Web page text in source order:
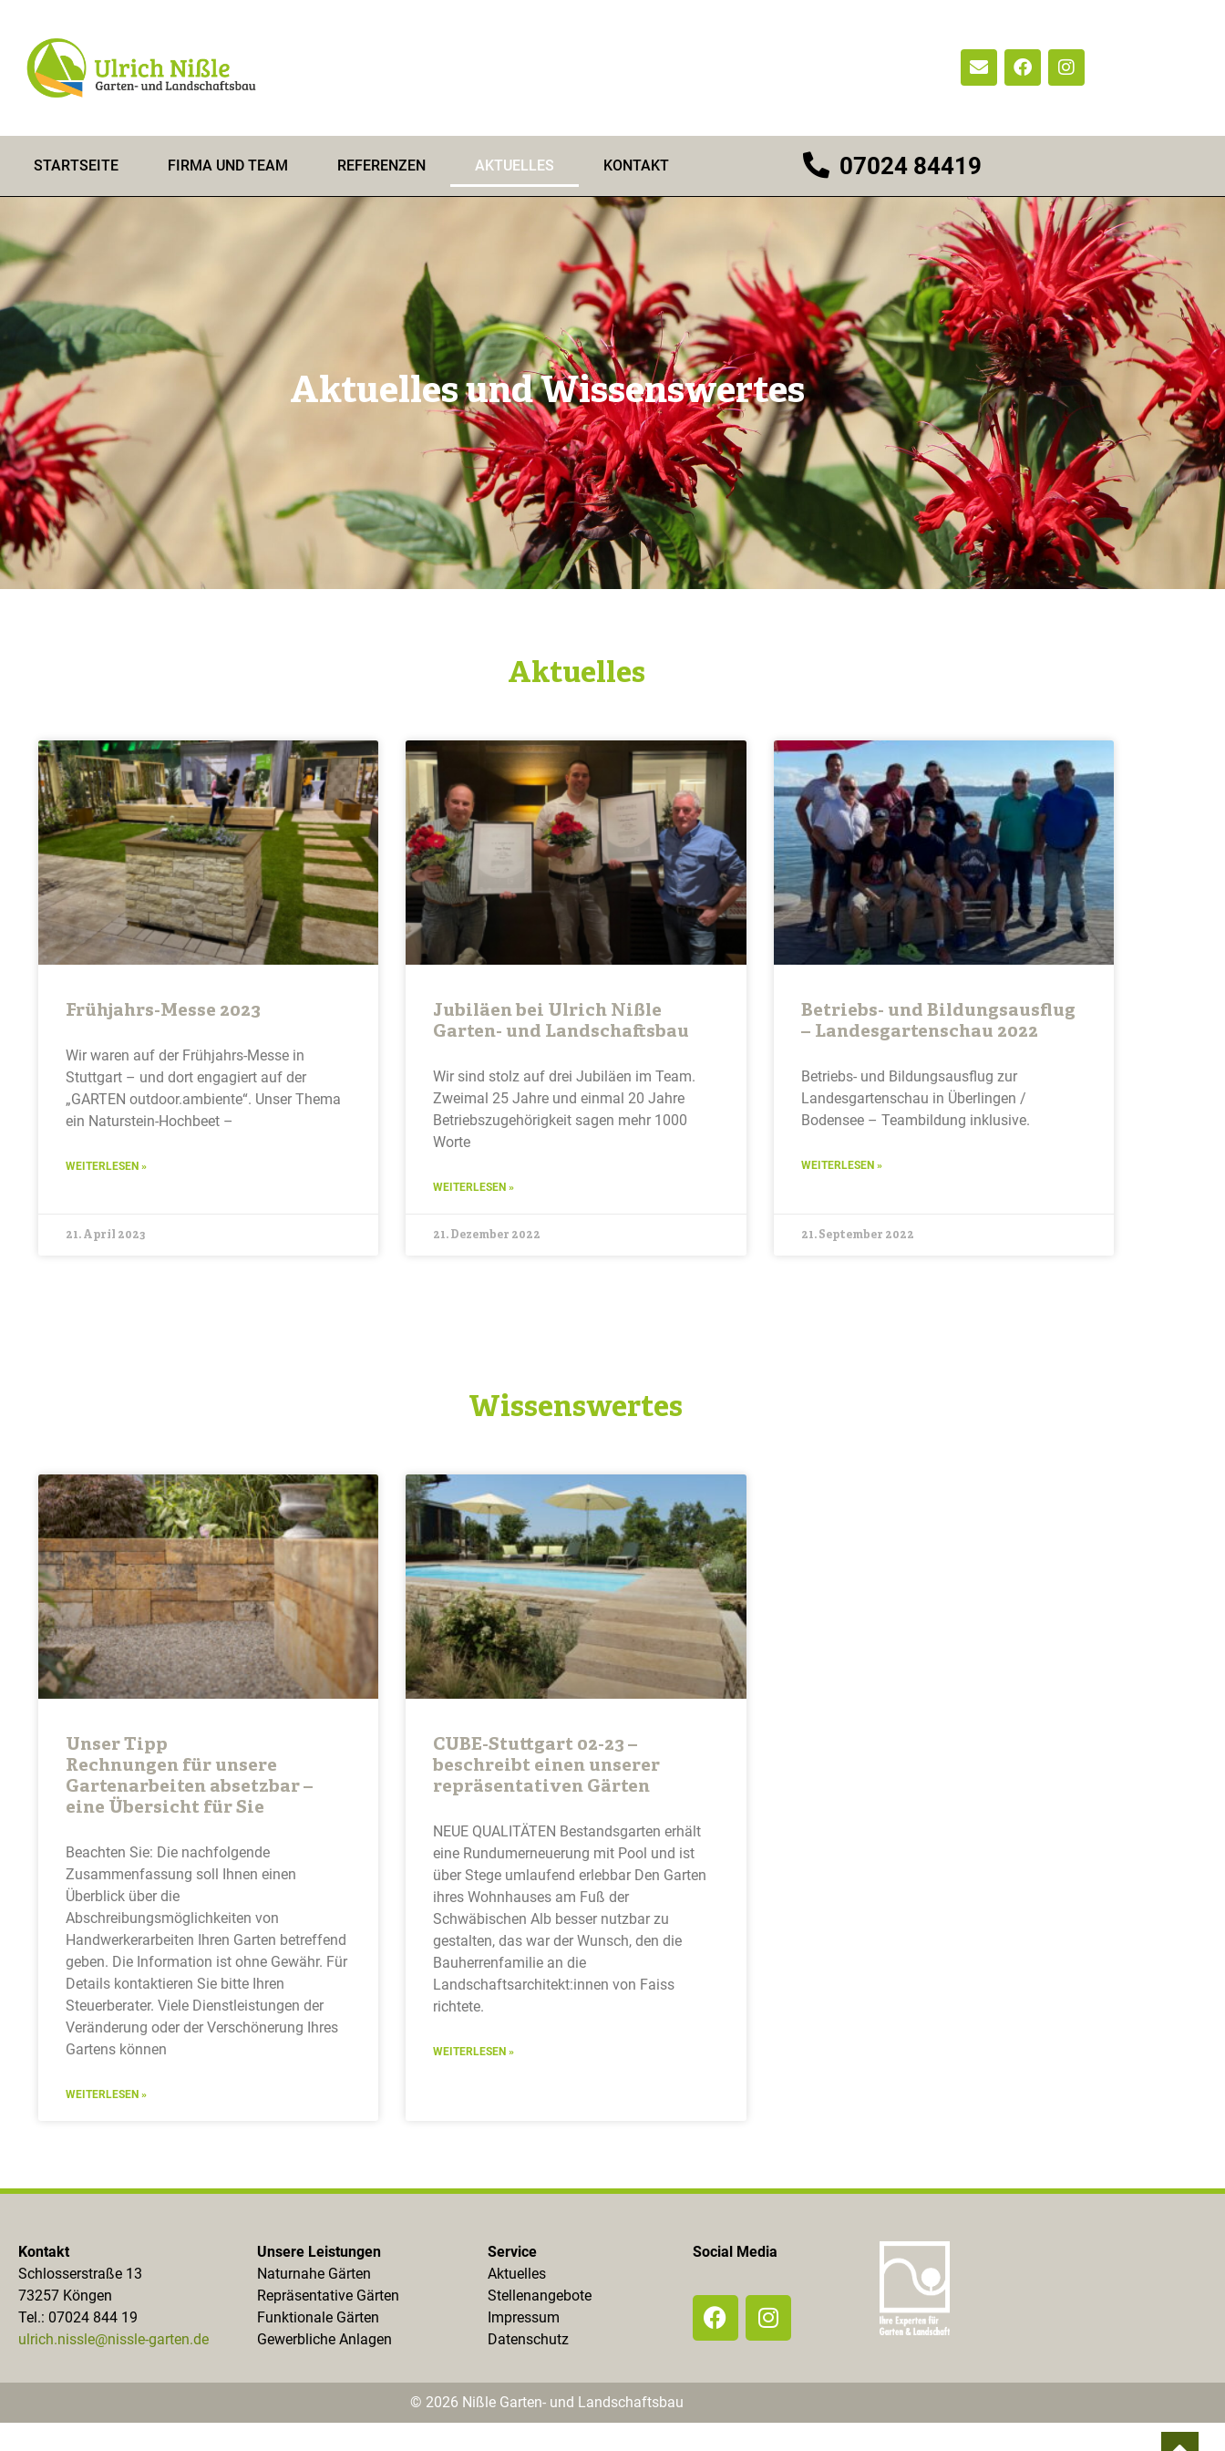
STARTSEITE FIRMA UND TEAM REFERENZEN AKTUELLES KONTAKT 07024 84419
Aktuelles und Wissenswertes
Aktuelles
Frühjahrs-Messe 2023
Wir waren auf der Frühjahrs-Messe in
Stuttgart – und dort engagiert auf der
„GARTEN outdoor.ambiente“. Unser Thema
ein Naturstein-Hochbeet –
WEITERLESEN »
21. April 2023
Jubiläen bei Ulrich Nißle
Garten- und Landschaftsbau
Wir sind stolz auf drei Jubiläen im Team.
Zweimal 25 Jahre und einmal 20 Jahre
Betriebszugehörigkeit sagen mehr 1000
Worte
WEITERLESEN »
21. Dezember 2022
Betriebs- und Bildungsausflug
– Landesgartenschau 2022
Betriebs- und Bildungsausflug zur
Landesgartenschau in Überlingen /
Bodensee – Teambildung inklusive.
WEITERLESEN »
21. September 2022
Wissenswertes
Unser Tipp
Rechnungen für unsere
Gartenarbeiten absetzbar –
eine Übersicht für Sie
Beachten Sie: Die nachfolgende
Zusammenfassung soll Ihnen einen
Überblick über die
Abschreibungsmöglichkeiten von
Handwerkerarbeiten Ihren Garten betreffend
geben. Die Information ist ohne Gewähr. Für
Details kontaktieren Sie bitte Ihren
Steuerberater. Viele Dienstleistungen der
Veränderung oder der Verschönerung Ihres
Gartens können
WEITERLESEN »
CUBE-Stuttgart 02-23 –
beschreibt einen unserer
repräsentativen Gärten
NEUE QUALITÄTEN Bestandsgarten erhält
eine Rundumerneuerung mit Pool und ist
über Stege umlaufend erlebbar Den Garten
ihres Wohnhauses am Fuß der
Schwäbischen Alb besser nutzbar zu
gestalten, das war der Wunsch, den die
Bauherrenfamilie an die
Landschaftsarchitekt:innen von Faiss
richtete.
WEITERLESEN »
Kontakt
Schlosserstraße 13
73257 Köngen
Tel.: 07024 844 19
ulrich.nissle@nissle-garten.de
Unsere Leistungen
Naturnahe Gärten
Repräsentative Gärten
Funktionale Gärten
Gewerbliche Anlagen
Service
Aktuelles
Stellenangebote
Impressum
Datenschutz
Social Media
© 2026 Nißle Garten- und Landschaftsbau